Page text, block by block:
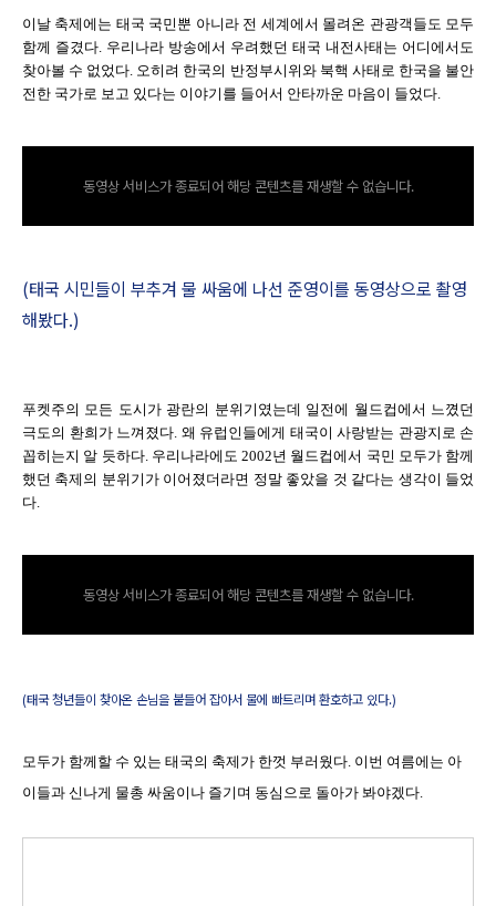
이날 축제에는 태국 국민뿐 아니라 전 세계에서 몰려온 관광객들도 모두
함께 즐겼다. 우리나라 방송에서 우려했던 태국 내전사태는 어디에서도
찾아볼 수 없었다. 오히려 한국의 반정부시위와 북핵 사태로 한국을 불안
전한 국가로 보고 있다는 이야기를 들어서 안타까운 마음이 들었다.
동영상 서비스가 종료되어 해당 콘텐츠를 재생할 수 없습니다.
(태국 시민들이 부추겨 물 싸움에 나선 준영이를 동영상으로 촬영
해봤다.)
푸켓주의 모든 도시가 광란의 분위기였는데 일전에 월드컵에서 느꼈던
극도의 환희가 느껴졌다. 왜 유럽인들에게 태국이 사랑받는 관광지로 손
꼽히는지 알 듯하다. 우리나라에도 2002년 월드컵에서 국민 모두가 함께
했던 축제의 분위기가 이어졌더라면 정말 좋았을 것 같다는 생각이 들었
다.
동영상 서비스가 종료되어 해당 콘텐츠를 재생할 수 없습니다.
(태국 청년들이 찾아온 손님을 붙들어 잡아서 물에 빠트리며 환호하고 있다.)
모두가 함께할 수 있는 태국의 축제가 한껏 부러웠다. 이번 여름에는 아
이들과 신나게 물총 싸움이나 즐기며 동심으로 돌아가 봐야겠다.